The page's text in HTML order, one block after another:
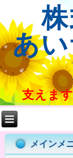
株
あ
支えま
メインメ